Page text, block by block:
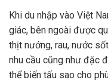
Khi du nhập vào Việt
giác, bên ngoài được
thịt nướng, rau, nước
nhu cầu cũng như đặc
thể biến tấu sao cho